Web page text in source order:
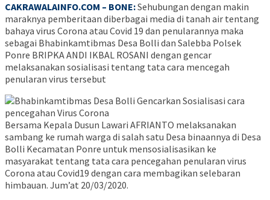
CAKRAWALAINFO.COM – BONE:Sehubungan dengan makin
maraknya pemberitaan diberbagai media di tanah air tentang
bahaya virus Corona atau Covid 19 dan penularannya maka
sebagai Bhabinkamtibmas Desa Bolli dan Salebba Polsek
Ponre BRIPKA ANDI IKBAL ROSANI dengan gencar
melaksanakan sosialisasi tentang tata cara mencegah
penularan virus tersebut
Bersama Kepala Dusun Lawari AFRIANTO melaksanakan
sambang ke rumah warga di salah satu Desa binaannya di Desa
Bolli Kecamatan Ponre untuk mensosialisasikan ke
masyarakat tentang tata cara pencegahan penularan virus
Corona atau Covid19 dengan cara membagikan selebaran
himbauan. Jum’at 20/03/2020.